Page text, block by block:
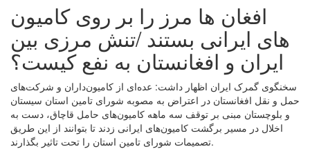
افغان ها مرز را بر روی کامیون
های ایرانی بستند /تنش مرزی بین
ایران و افغانستان به نفع کیست؟
سخنگوی گمرک ایران اظهار داشت: عده‌ای از کامیون‌داران و شرکت‌های
حمل و نقل افغانستان در اعتراض به مصوبه شورای تامین استان سیستان
و بلوچستان مبنی بر توقف سه ماهه کامیون‌های حامل قاچاق، دست به
اخلال در مسیر برگشت کامیون‌های ایرانی زدند تا بتوانند از این طریق
تصمیمات شورای تامین استان را تحت تاثیر بگذارند.